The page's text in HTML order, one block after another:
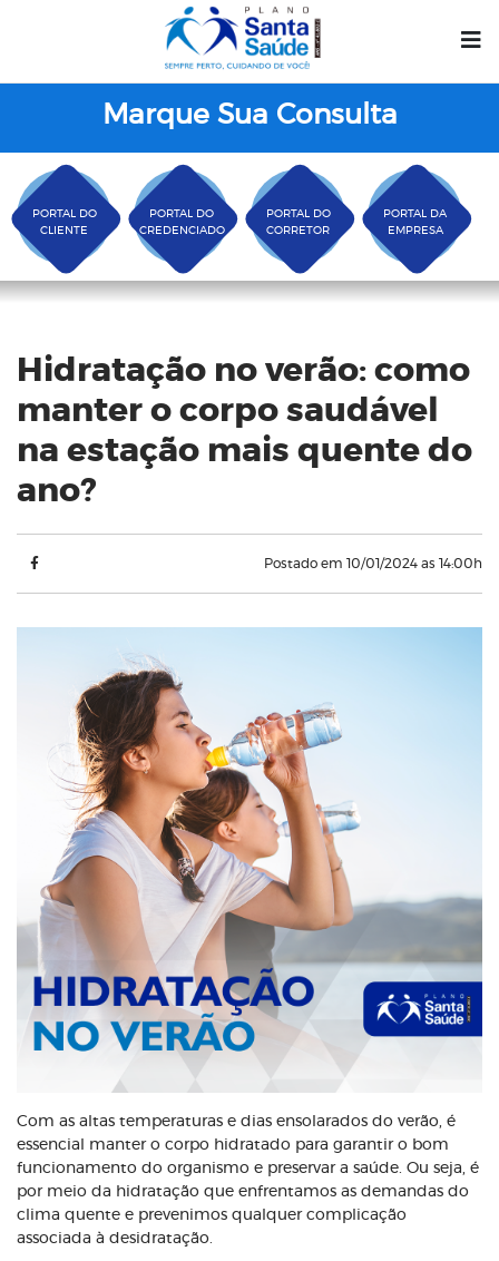
Marque Sua Consulta
PORTAL DO
CLIENTE
PORTAL DO
CREDENCIADO
PORTAL DO
CORRETOR
PORTAL DA
EMPRESA
Blog
Hidratação no verão: como
manter o corpo saudável
na estação mais quente do
ano?
Postado em 10/01/2024 as 14:00h
Com as altas temperaturas e dias ensolarados do verão, é
essencial manter o corpo hidratado para garantir o bom
funcionamento do organismo e preservar a saúde. Ou seja, é
por meio da hidratação que enfrentamos as demandas do
clima quente e prevenimos qualquer complicação
associada à desidratação.